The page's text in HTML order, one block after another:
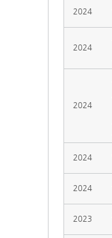
2024
2024
2024
2024
2024
2023